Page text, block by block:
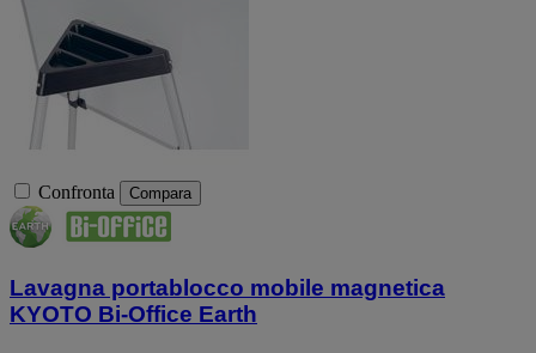
Confronta Compara
Lavagna portablocco mobile magnetica
KYOTO Bi-Office Earth